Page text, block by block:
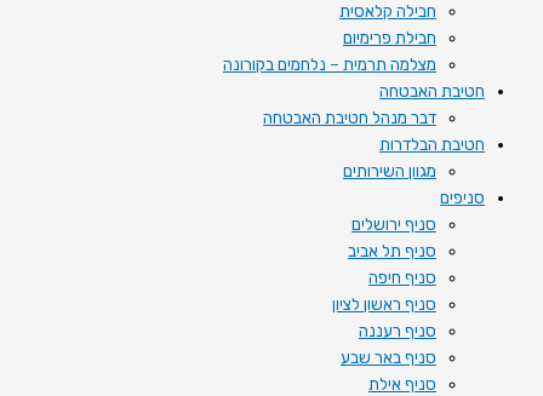
חבילה קלאסית
חבילת פרימיום
מצלמה תרמית – נלחמים בקורונה
חטיבת האבטחה
דבר מנהל חטיבת האבטחה
חטיבת הבלדרות
מגוון השירותים
סניפים
סניף ירושלים
סניף תל אביב
סניף חיפה
סניף ראשון לציון
סניף רעננה
סניף באר שבע
סניף אילת